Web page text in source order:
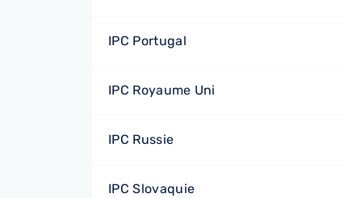
IPC Portugal
IPC Royaume Uni
IPC Russie
IPC Slovaquie